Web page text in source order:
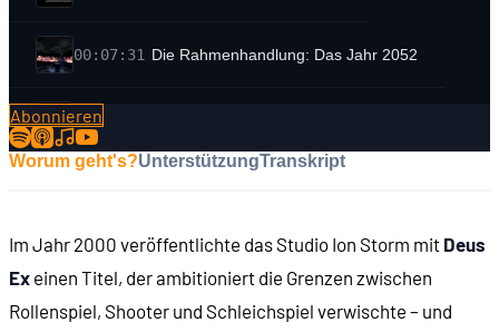
00:07:31 Die Rahmenhandlung: Das Jahr 2052
00:08:35
00:12:28 Verschwörungstheorien
00:13:56 Ein hybrides Spiel
Abonnieren
Worum geht's?UnterstützungTranskript
Im Jahr 2000 veröffentlichte das Studio Ion Storm mit Deus
Ex einen Titel, der ambitioniert die Grenzen zwischen
Rollenspiel, Shooter und Schleichspiel verwischte – und